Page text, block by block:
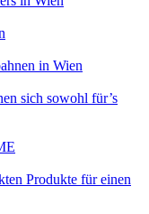
in Wien
sich sowohl für’s
Produkte für einen